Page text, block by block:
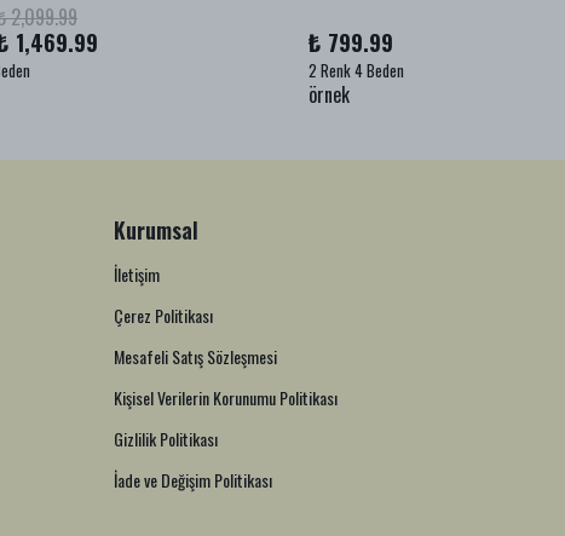
2,099.99
1,469.99 ₺ 799.99
2 Renk 4 Beden
örnek
Kurumsal
İletişim
Çerez Politikası
Mesafeli Satış Sözleşmesi
Kişisel Verilerin Korunumu Politikası
Gizlilik Politikası
İade ve Değişim Politikası